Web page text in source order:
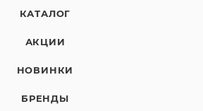
КАТАЛОГ
АКЦИИ
НОВИНКИ
БРЕНДЫ